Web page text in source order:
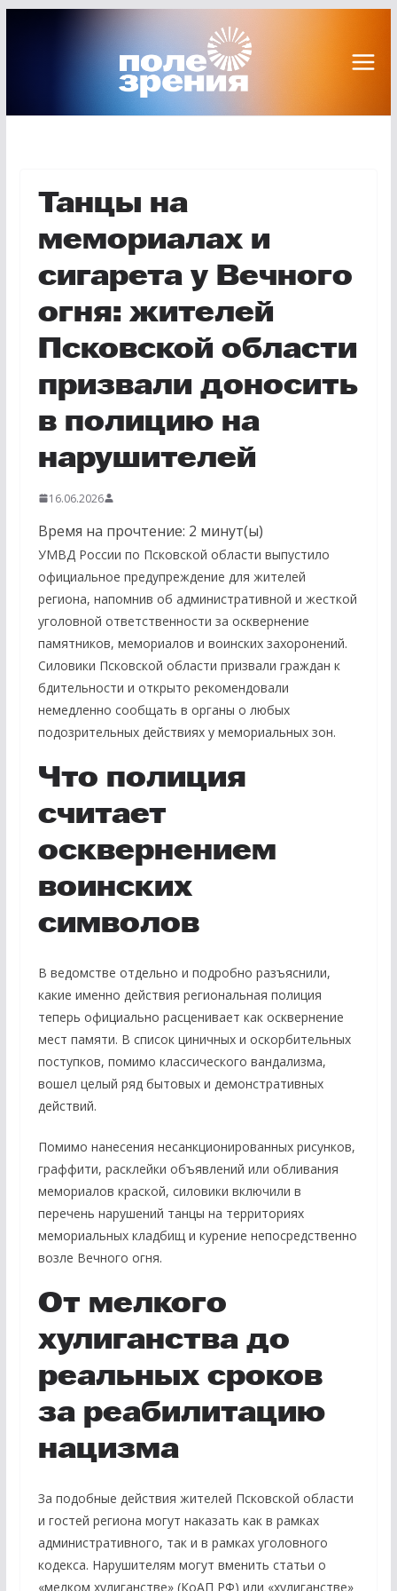
Танцы на
мемориалах и
сигарета у Вечного
огня: жителей
Псковской области
призвали доносить
в полицию на
нарушителей
16.06.2026
Время на прочтение: 2 минут(ы)
УМВД России по Псковской области выпустило
официальное предупреждение для жителей
региона, напомнив об административной и жесткой
уголовной ответственности за осквернение
памятников, мемориалов и воинских захоронений.
Силовики Псковской области призвали граждан к
бдительности и открыто рекомендовали
немедленно сообщать в органы о любых
подозрительных действиях у мемориальных зон.
Что полиция
считает
осквернением
воинских
символов
В ведомстве отдельно и подробно разъяснили,
какие именно действия региональная полиция
теперь официально расценивает как осквернение
мест памяти. В список циничных и оскорбительных
поступков, помимо классического вандализма,
вошел целый ряд бытовых и демонстративных
действий.
Помимо нанесения несанкционированных рисунков,
граффити, расклейки объявлений или обливания
мемориалов краской, силовики включили в
перечень нарушений танцы на территориях
мемориальных кладбищ и курение непосредственно
возле Вечного огня.
От мелкого
хулиганства до
реальных сроков
за реабилитацию
нацизма
За подобные действия жителей Псковской области
и гостей региона могут наказать как в рамках
административного, так и в рамках уголовного
кодекса. Нарушителям могут вменить статьи о
«мелком хулиганстве» (КоАП РФ) или «хулиганстве»